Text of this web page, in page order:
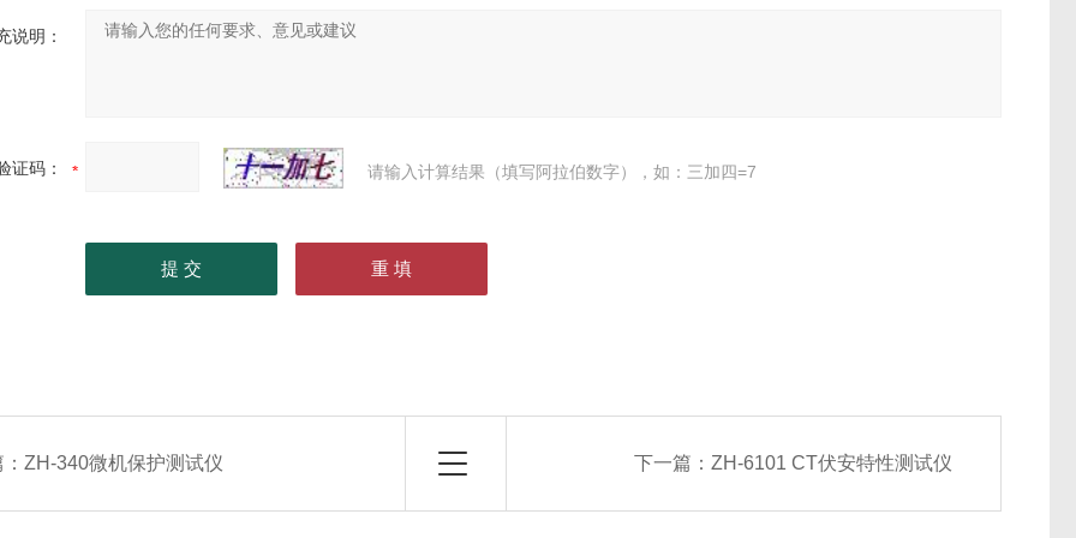
说明：
证码： 请输入计算结果（填写阿拉伯数字），如：三加四=7
：ZH-340微机保护测试仪 下一篇： ZH-6101 CT伏安特性测试仪